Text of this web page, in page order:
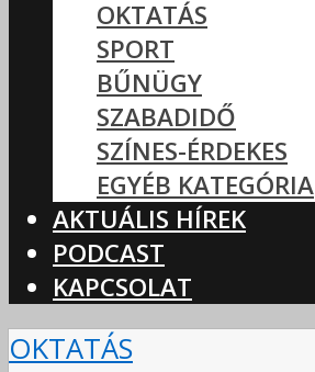
OKTATÁS
SPORT
BŰNÜGY
SZABADIDŐ
SZÍNES-ÉRDEKES
EGYÉB KATEGÓRIA
AKTUÁLIS HÍREK
PODCAST
KAPCSOLAT
OKTATÁS